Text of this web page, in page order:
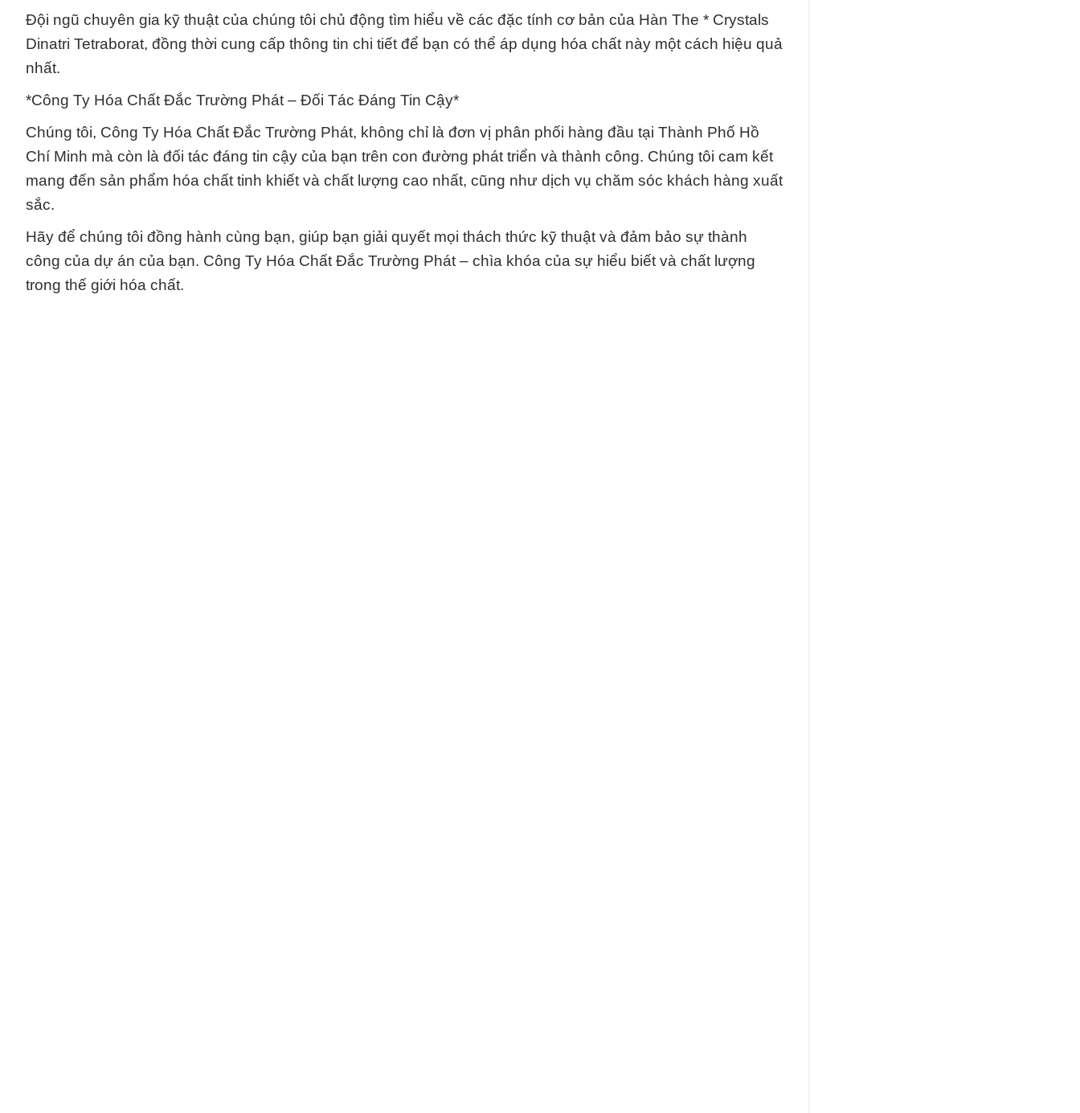
Đội ngũ chuyên gia kỹ thuật của chúng tôi chủ động tìm hiểu về các đặc tính cơ bản của Hàn The * Crystals
Dinatri Tetraborat, đồng thời cung cấp thông tin chi tiết để bạn có thể áp dụng hóa chất này một cách hiệu quả
nhất.
*Công Ty Hóa Chất Đắc Trường Phát – Đối Tác Đáng Tin Cậy*
Chúng tôi, Công Ty Hóa Chất Đắc Trường Phát, không chỉ là đơn vị phân phối hàng đầu tại Thành Phố Hồ
Chí Minh mà còn là đối tác đáng tin cậy của bạn trên con đường phát triển và thành công. Chúng tôi cam kết
mang đến sản phẩm hóa chất tinh khiết và chất lượng cao nhất, cũng như dịch vụ chăm sóc khách hàng xuất
sắc.
Hãy để chúng tôi đồng hành cùng bạn, giúp bạn giải quyết mọi thách thức kỹ thuật và đảm bảo sự thành
công của dự án của bạn. Công Ty Hóa Chất Đắc Trường Phát – chìa khóa của sự hiểu biết và chất lượng
trong thế giới hóa chất.